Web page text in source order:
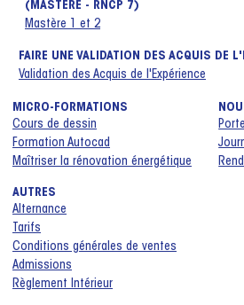
(MASTÈRE - RNCP 7)
Mastère 1 et 2
FAIRE UNE VALIDATION DES ACQUIS DE
Validation des Acquis de l'Expérience
MICRO-FORMATIONS
Cours de dessin
Formation Autocad
Maîtriser la rénovation énergétique
AUTRES
Alternance
Tarifs
Conditions générales de ventes
Admissions
Règlement Intérieur